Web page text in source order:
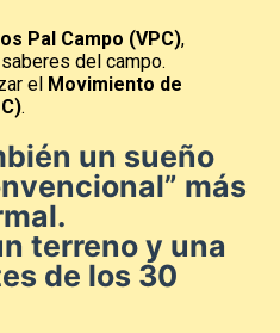
Pal Campo (VPC),
del campo.
el Movimiento de
.
un sueño
más
terreno y una
de los 30